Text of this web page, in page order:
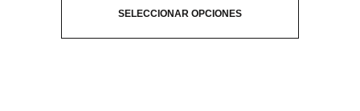
SELECCIONAR OPCIONES